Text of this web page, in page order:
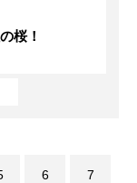
桜！
6 7